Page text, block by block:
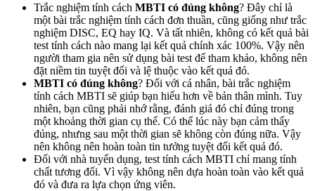
Trắc nghiệm tính cách MBTI có đúng không? Đây chỉ là
một bài trắc nghiệm tính cách đơn thuần, cũng giống như trắc
nghiệm DISC, EQ hay IQ. Và tất nhiên, không có kết quả bài
test tính cách nào mang lại kết quả chính xác 100%. Vậy nên
người tham gia nên sử dụng bài test để tham khảo, không nên
đặt niềm tin tuyệt đối và lệ thuộc vào kết quả đó.
MBTI có đúng không? Đối với cá nhân, bài trắc nghiệm
tính cách MBTI sẽ giúp bạn hiểu hơn về bản thân mình. Tuy
nhiên, bạn cũng phải nhớ rằng, đánh giá đó chỉ đúng trong
một khoảng thời gian cụ thể. Có thể lúc này bạn cảm thấy
đúng, nhưng sau một thời gian sẽ không còn đúng nữa. Vậy
nên không nên hoàn toàn tin tưởng tuyệt đối kết quả đó.
Đối với nhà tuyển dụng, test tính cách MBTI chỉ mang tính
chất tương đối. Vì vậy không nên dựa hoàn toàn vào kết quả
đó và đưa ra lựa chọn ứng viên.